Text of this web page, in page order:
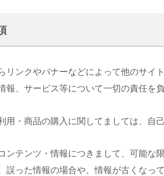
リンクやバナーなどによって他のサイ
報、サービス等について一切の責任を負
用・商品の購入に関してましては、自
ンテンツ・情報につきまして、可能な
誤った情報の場合や、情報が古くなっ